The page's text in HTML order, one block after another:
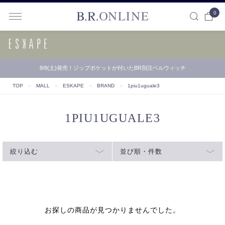
0
8/8(土)発売！ジップポケットが付いたBR別注ベルウィッチ
TOP ＞ MALL ＞ ESKAPE ＞ BRAND ＞ 1piu1uguale3
1PIU1UGUALE3
絞り込む 並び順・件数
お探しの商品が見つかりませんでした。